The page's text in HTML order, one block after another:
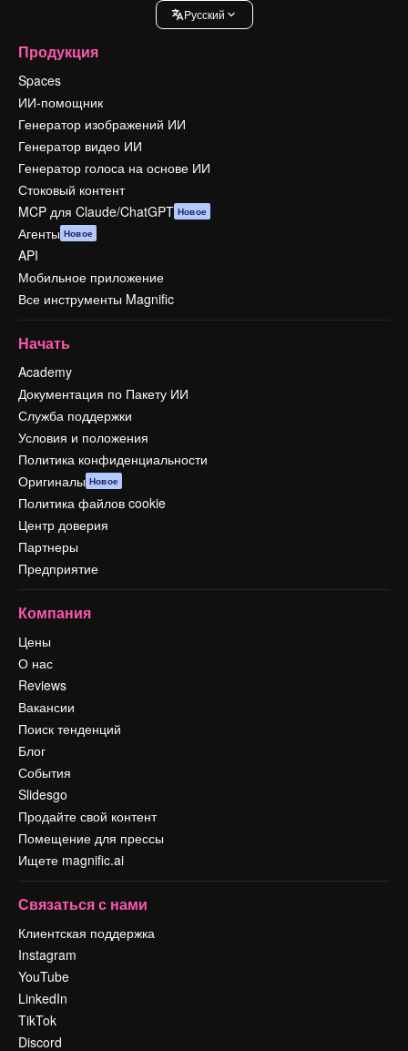
Pусский
Продукция
Spaces
ИИ-помощник
Генератор изображений ИИ
Генератор видео ИИ
Генератор голоса на основе ИИ
Стоковый контент
MCP для Claude/ChatGPT Новое
Агенты Новое
API
Мобильное приложение
Все инструменты Magnific
Начать
Academy
Документация по Пакету ИИ
Служба поддержки
Условия и положения
Политика конфиденциальности
Оригиналы Новое
Политика файлов cookie
Центр доверия
Партнеры
Предприятие
Компания
Цены
О нас
Reviews
Вакансии
Поиск тенденций
Блог
События
Slidesgo
Продайте свой контент
Помещение для прессы
Ищете magnific.ai
Связаться с нами
Клиентская поддержка
Instagram
YouTube
LinkedIn
TikTok
Discord